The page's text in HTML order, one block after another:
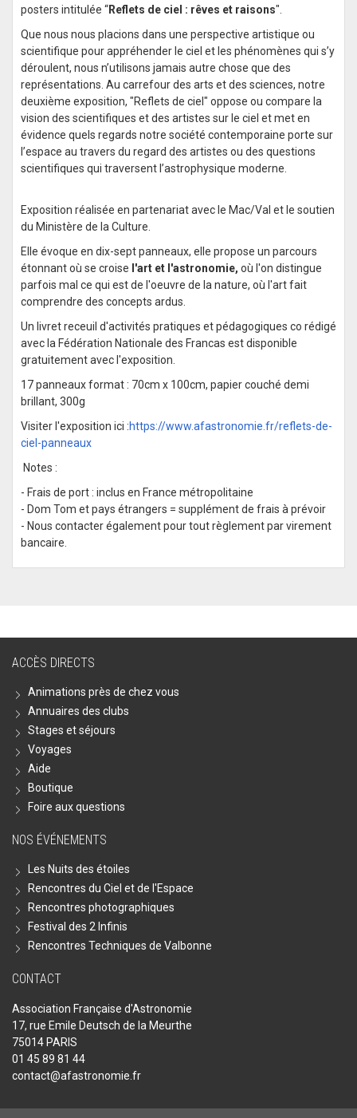
posters intitulée “Reflets de ciel : rêves et raisons".
Que nous nous placions dans une perspective artistique ou
scientifique pour appréhender le ciel et les phénomènes qui s’y
déroulent, nous n’utilisons jamais autre chose que des
représentations. Au carrefour des arts et des sciences, notre
deuxième exposition, "Reflets de ciel" oppose ou compare la
vision des scientifiques et des artistes sur le ciel et met en
évidence quels regards notre société contemporaine porte sur
l’espace au travers du regard des artistes ou des questions
scientifiques qui traversent l’astrophysique moderne.
Exposition réalisée en partenariat avec le Mac/Val et le soutien
du Ministère de la Culture.
Elle évoque en dix-sept panneaux, elle propose un parcours
étonnant où se croise l'art et l'astronomie, où l'on distingue
parfois mal ce qui est de l'oeuvre de la nature, où l'art fait
comprendre des concepts ardus.
Un livret receuil d'activités pratiques et pédagogiques co rédigé
avec la Fédération Nationale des Francas est disponible
gratuitement avec l'exposition.
17 panneaux format : 70cm x 100cm, papier couché demi
brillant, 300g
Visiter l'exposition ici :https://www.afastronomie.fr/reflets-de-
ciel-panneaux
Notes :
- Frais de port : inclus en France métropolitaine
- Dom Tom et pays étrangers = supplément de frais à prévoir
- Nous contacter également pour tout règlement par virement
bancaire.
ACCÈS DIRECTS
Animations près de chez vous
Annuaires des clubs
Stages et séjours
Voyages
Aide
Boutique
Foire aux questions
NOS ÉVÉNEMENTS
Les Nuits des étoiles
Rencontres du Ciel et de l'Espace
Rencontres photographiques
Festival des 2 Infinis
Rencontres Techniques de Valbonne
CONTACT
Association Française d'Astronomie
17, rue Emile Deutsch de la Meurthe
75014 PARIS
01 45 89 81 44
contact@afastronomie.fr